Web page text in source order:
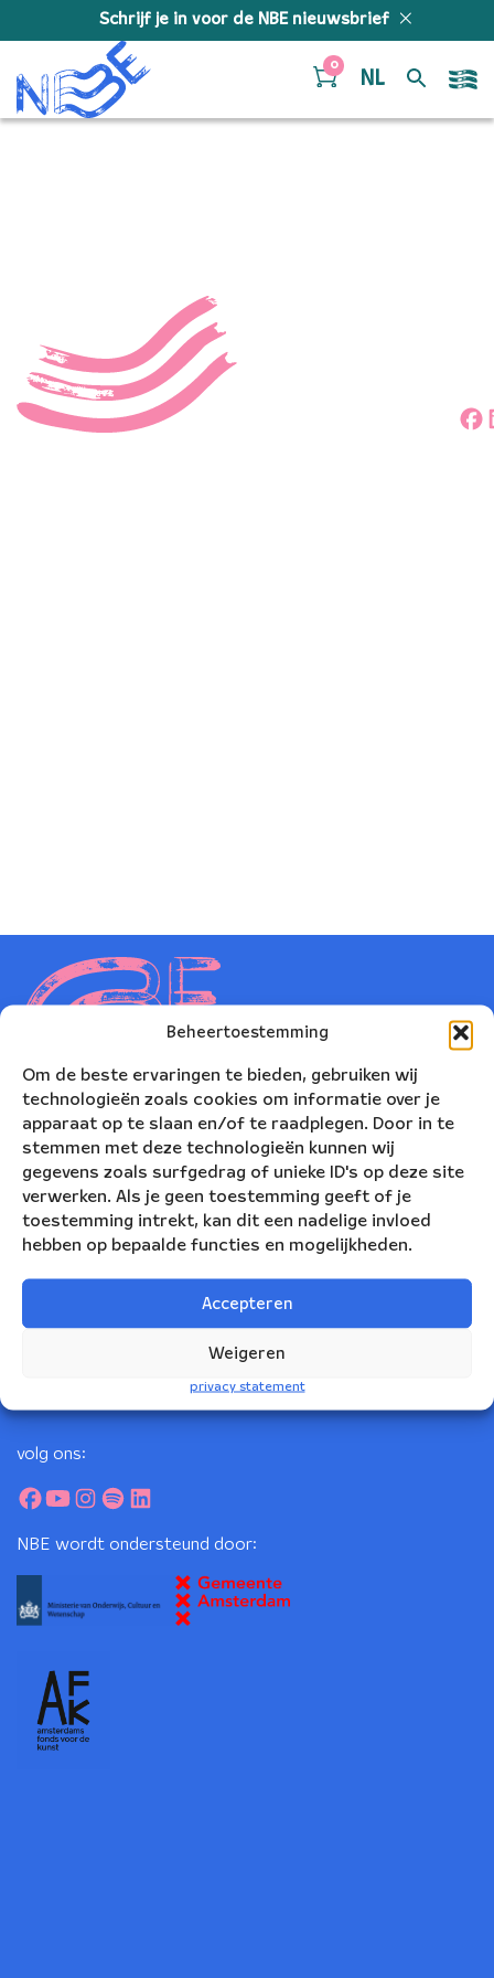
Beheertoestemming
Om de beste ervaringen te bieden, gebruiken wij
technologieën zoals cookies om informatie over je
apparaat op te slaan en/of te raadplegen. Door in te
stemmen met deze technologieën kunnen wij
gegevens zoals surfgedrag of unieke ID's op deze site
verwerken. Als je geen toestemming geeft of je
toestemming intrekt, kan dit een nadelige invloed
hebben op bepaalde functies en mogelijkheden.
Accepteren
Weigeren
privacy statement
Schrijf je in voor de NBE nieuwsbrief
0
NL
Nederlands Blazers Ensemble
volg ons:
NBE wordt ondersteund door: